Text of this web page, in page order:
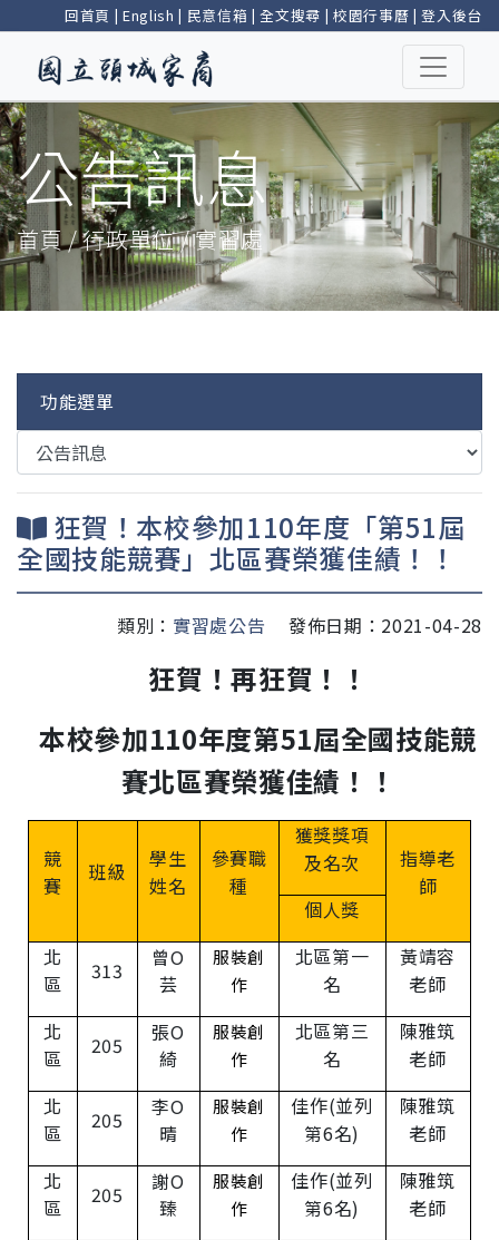
回首頁 | English | 民意信箱 |全文搜尋 | 校園行事曆 |登入後台
公告訊息
首頁 / 行政單位 / 實習處
功能選單
狂賀！本校參加110年度「第51屆
全國技能競賽」北區賽榮獲佳績！！
類別： 實習處公告 發佈日期：2021-04-28
狂賀！再狂賀！！
本校參加110年度第51屆全國技能競
賽北區賽榮獲佳績！！
競
賽
班級
學生
姓名
參賽職
種
獲獎獎項
及名次
指導老
師
個人獎
北
區
313
曾O
芸
服裝創
作
北區第一
名
黃靖容
老師
北
區
205
張O
綺
服裝創
作
北區第三
名
陳雅筑
老師
北
區
205
李O
晴
服裝創
作
佳作(並列
第6名)
陳雅筑
老師
北
區
205
謝O
臻
服裝創
作
佳作(並列
第6名)
陳雅筑
老師